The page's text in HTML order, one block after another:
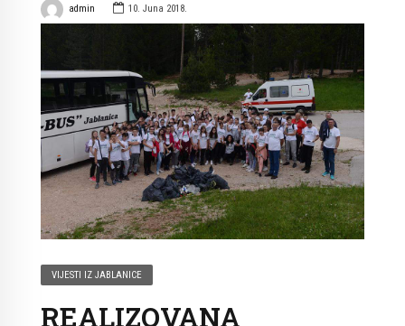
admin 10. Juna 2018.
VIJESTI IZ JABLANICE
REALIZOVANA